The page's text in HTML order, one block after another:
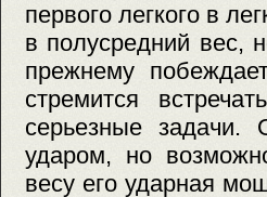
первого легкого в
в полусредний вес,
прежнему
стремится
серьезные
ударом, но
весу его ударная